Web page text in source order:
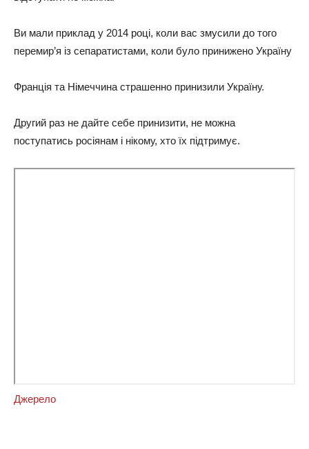
Ви мали приклад у 2014 році, коли вас змусили до того
перемир’я із сепаратистами, коли було принижено Україну
Франція та Німеччина страшенно принизили Україну.
Другий раз не дайте себе принизити, не можна
поступатись росіянам і нікому, хто їх підтримує.
Джерело